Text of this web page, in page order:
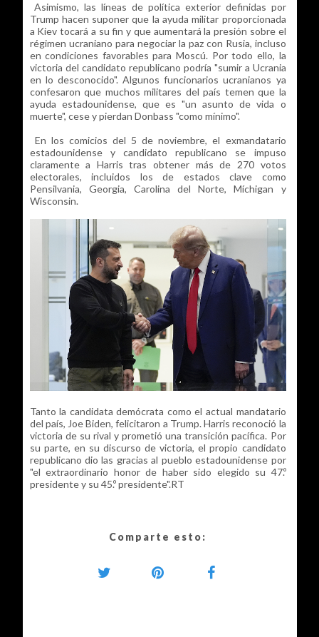
Asimismo, las líneas de política exterior definidas por
Trump hacen suponer que la ayuda militar proporcionada
a Kiev tocará a su fin y que aumentará la presión sobre el
régimen ucraniano para negociar la paz con Rusia, incluso
en condiciones favorables para Moscú. Por todo ello, la
victoria del candidato republicano podría "sumir a Ucrania
en lo desconocido". Algunos funcionarios ucranianos ya
confesaron que muchos militares del país temen que la
ayuda estadounidense, que es "un asunto de vida o
muerte", cese y pierdan Donbass "como mínimo".
En los comicios del 5 de noviembre, el exmandatario
estadounidense y candidato republicano se impuso
claramente a Harris tras obtener más de 270 votos
electorales, incluidos los de estados clave como
Pensilvania, Georgia, Carolina del Norte, Míchigan y
Wisconsin.
Tanto la candidata demócrata como el actual mandatario
del país, Joe Biden, felicitaron a Trump. Harris reconoció la
victoria de su rival y prometió una transición pacífica. Por
su parte, en su discurso de victoria, el propio candidato
republicano dio las gracias al pueblo estadounidense por
"el extraordinario honor de haber sido elegido su 47.º
presidente y su 45.º presidente".RT
Comparte esto: